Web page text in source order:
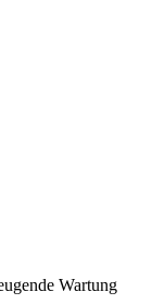
Wartung